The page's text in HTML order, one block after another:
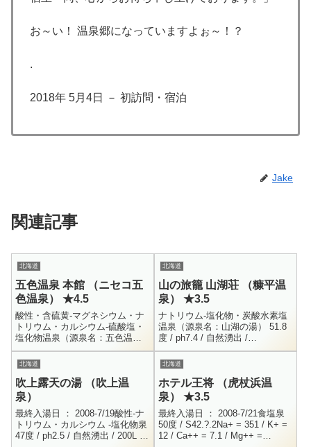
お～い！ 温泉郷になっていますよぉ～！？
.
2018年 5月4日 － 初訪問・宿泊
Jake
関連記事
北海道
五色温泉 本館 （ニセコ五
色温泉） ★4.5
酸性・含硫黄-マグネシウム・ナ
トリウム・カルシウム-硫酸塩・
塩化物温泉（源泉名：五色温
泉）73.6度 / ph2.0 / 自然湧出 /
R3.10.7H+ = 10.0 / Na+...
北海道
山の旅籠 山湖荘 （糠平温
泉） ★3.5
ナトリウム-塩化物・炭酸水素塩
温泉（源泉名：山湖の湯） 51.8
度 / ph7.4 / 自然湧出 /
H24.5.23Na+ = 254.6 / K+ = 10 /
Ca+ = 3...
北海道
吹上露天の湯 （吹上温
泉）
最終入湯日 ： 2008-7/19酸性-ナ
トリウム・カルシウム -塩化物泉
47度 / ph2.5 / 自然湧出 / 200L /
北海道
ホテル王将 （虎杖浜温
泉） ★3.5
最終入湯日 ： 2008-7/21食塩泉
50度 / S42.?.2Na+ = 351 / K+ =
12 / Ca++ = 7.1 / Mg++ =